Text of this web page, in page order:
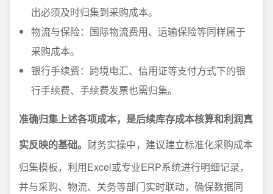
出必须及时归集到采购成本。
物流与保险：国际物流费用、运输保险等同样属于
采购成本。
银行手续费：跨境电汇、信用证等支付方式下的银
行手续费、手续费发票也需归集。
准确归集上述各项成本，是后续库存成本核算和利润真
实反映的基础。 财务实操中，建议建立标准化采购成本
归集模板，利用Excel或专业ERP系统进行明细记录，
并与采购、物流、关务等部门实时联动，确保数据同